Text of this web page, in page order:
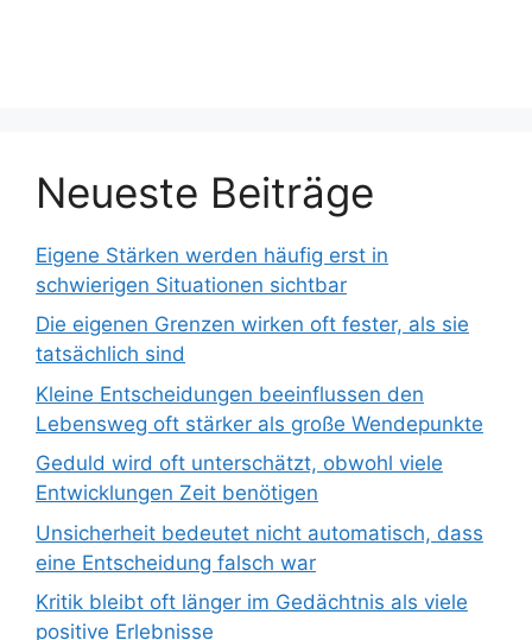
Neueste Beiträge
Eigene Stärken werden häufig erst in
schwierigen Situationen sichtbar
Die eigenen Grenzen wirken oft fester, als sie
tatsächlich sind
Kleine Entscheidungen beeinflussen den
Lebensweg oft stärker als große Wendepunkte
Geduld wird oft unterschätzt, obwohl viele
Entwicklungen Zeit benötigen
Unsicherheit bedeutet nicht automatisch, dass
eine Entscheidung falsch war
Kritik bleibt oft länger im Gedächtnis als viele
positive Erlebnisse